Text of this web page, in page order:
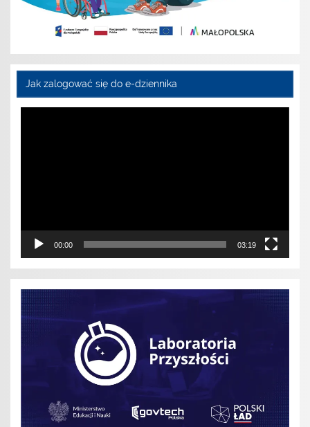
Jak zalogować się do e-dziennika
Odtwarzacz
00:00 03:19